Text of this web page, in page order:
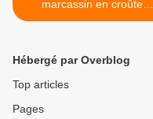
marcassin en croûte
d'herbes et poire de
Hébergé par Overblog
Top articles
Pages